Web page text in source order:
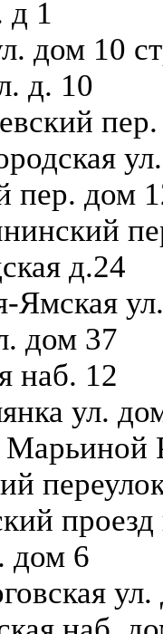
д 1
дом 10
д. 10
пер. дом
д.24
Ямская
дом 37
наб. 12
ул.
Марьиной
проезд
дом 6